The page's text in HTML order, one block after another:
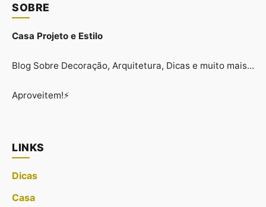
SOBRE
Casa Projeto e Estilo
Blog Sobre Decoração, Arquitetura, Dicas e muito mais...
Aproveitem!⚡
LINKS
Dicas
Casa